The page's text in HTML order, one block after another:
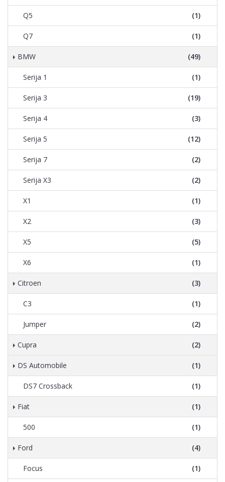
Q5 (1)
Q7 (1)
BMW (49)
Serija 1 (1)
Serija 3 (19)
Serija 4 (3)
Serija 5 (12)
Serija 7 (2)
Serija X3 (2)
X1 (1)
X2 (3)
X5 (5)
X6 (1)
Citroen (3)
C3 (1)
Jumper (2)
Cupra (2)
DS Automobile (1)
DS7 Crossback (1)
Fiat (1)
500 (1)
Ford (4)
Focus (1)